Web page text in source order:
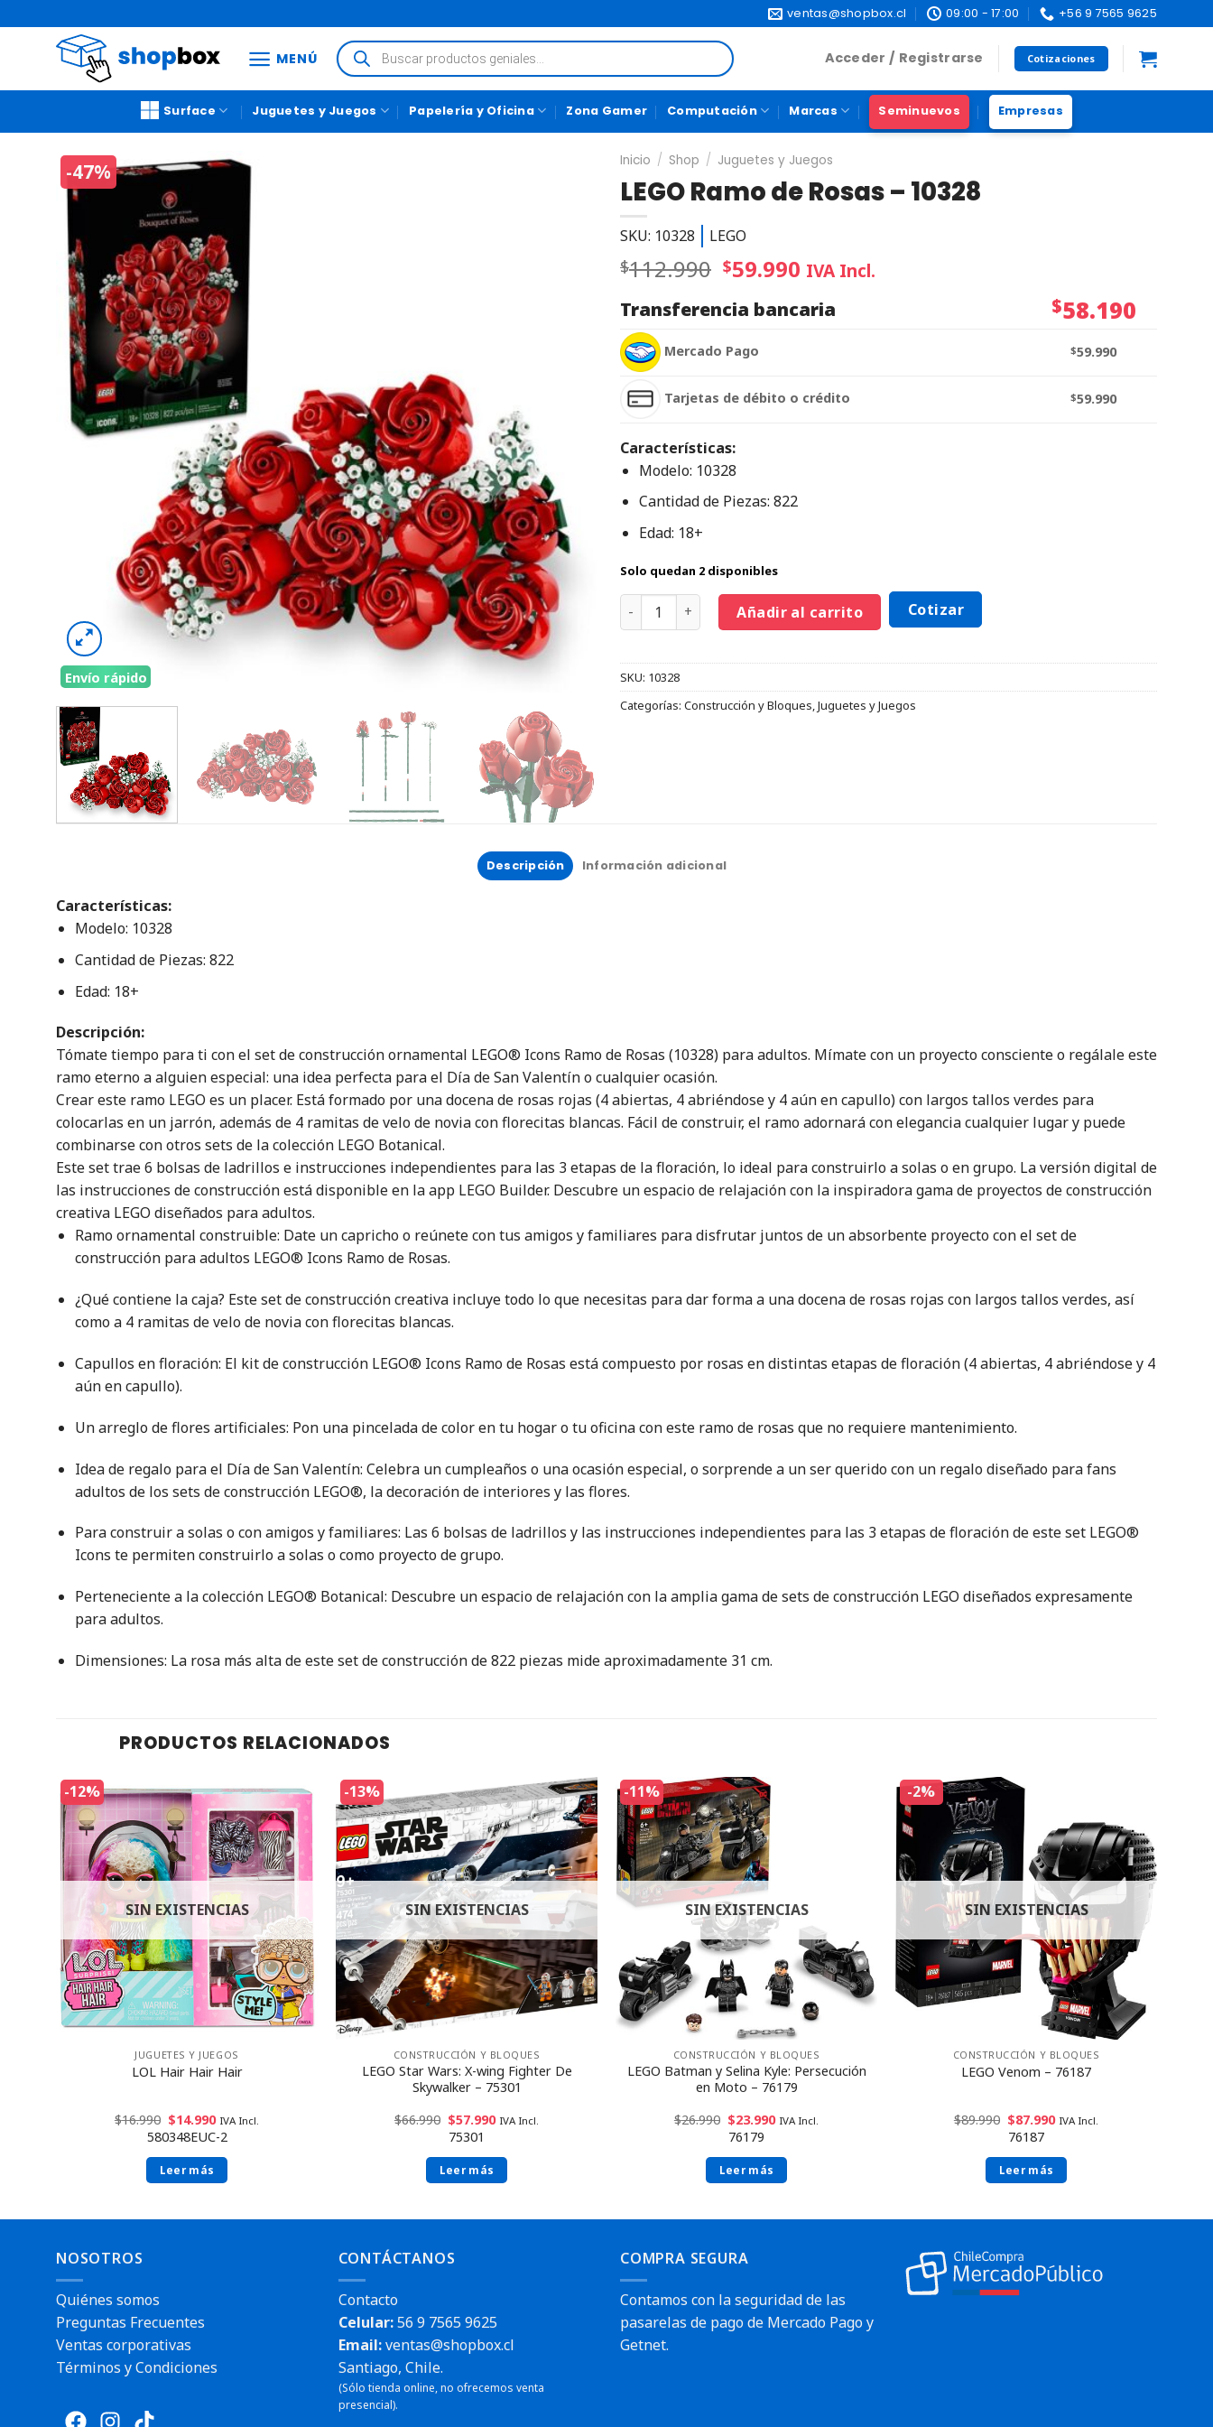
ventas@shopbox.cl 09:00 - 17:00 +56 9 7565 9625
MENÚ Acceder / Registrarse Cotizaciones
Surface Juguetes y Juegos Papelería y Oficina Zona Gamer Computación Marcas Seminuevos Empresas
-47%
Envío rápido
Inicio / Shop / Juguetes y Juegos
LEGO Ramo de Rosas – 10328
SKU: 10328 LEGO
$112.990 $59.990 IVA Incl.
Transferencia bancaria
$58.190
Mercado Pago $59.990
Tarjetas de débito o crédito $59.990
Características:
Modelo: 10328
Cantidad de Piezas: 822
Edad: 18+
Solo quedan 2 disponibles
Añadir al carrito Cotizar
SKU: 10328
Categorías: Construcción y Bloques,Juguetes y Juegos
Descripción Información adicional
Características:
Modelo: 10328
Cantidad de Piezas: 822
Edad: 18+
Descripción:
Tómate tiempo para ti con el set de construcción ornamental LEGO® Icons Ramo de Rosas (10328) para adultos. Mímate con un proyecto consciente o regálale este
ramo eterno a alguien especial: una idea perfecta para el Día de San Valentín o cualquier ocasión.
Crear este ramo LEGO es un placer. Está formado por una docena de rosas rojas (4 abiertas, 4 abriéndose y 4 aún en capullo) con largos tallos verdes para
colocarlas en un jarrón, además de 4 ramitas de velo de novia con florecitas blancas. Fácil de construir, el ramo adornará con elegancia cualquier lugar y puede
combinarse con otros sets de la colección LEGO Botanical.
Este set trae 6 bolsas de ladrillos e instrucciones independientes para las 3 etapas de la floración, lo ideal para construirlo a solas o en grupo. La versión digital de
las instrucciones de construcción está disponible en la app LEGO Builder. Descubre un espacio de relajación con la inspiradora gama de proyectos de construcción
creativa LEGO diseñados para adultos.
Ramo ornamental construible: Date un capricho o reúnete con tus amigos y familiares para disfrutar juntos de un absorbente proyecto con el set de
construcción para adultos LEGO® Icons Ramo de Rosas.
¿Qué contiene la caja? Este set de construcción creativa incluye todo lo que necesitas para dar forma a una docena de rosas rojas con largos tallos verdes, así
como a 4 ramitas de velo de novia con florecitas blancas.
Capullos en floración: El kit de construcción LEGO® Icons Ramo de Rosas está compuesto por rosas en distintas etapas de floración (4 abiertas, 4 abriéndose y 4
aún en capullo).
Un arreglo de flores artificiales: Pon una pincelada de color en tu hogar o tu oficina con este ramo de rosas que no requiere mantenimiento.
Idea de regalo para el Día de San Valentín: Celebra un cumpleaños o una ocasión especial, o sorprende a un ser querido con un regalo diseñado para fans
adultos de los sets de construcción LEGO®, la decoración de interiores y las flores.
Para construir a solas o con amigos y familiares: Las 6 bolsas de ladrillos y las instrucciones independientes para las 3 etapas de floración de este set LEGO®
Icons te permiten construirlo a solas o como proyecto de grupo.
Perteneciente a la colección LEGO® Botanical: Descubre un espacio de relajación con la amplia gama de sets de construcción LEGO diseñados expresamente
para adultos.
Dimensiones: La rosa más alta de este set de construcción de 822 piezas mide aproximadamente 31 cm.
PRODUCTOS RELACIONADOS
-12%
SIN EXISTENCIAS
JUGUETES Y JUEGOS
LOL Hair Hair Hair
$16.990 $14.990 IVA Incl.
580348EUC-2
Leer más
-13%
Envío rápido
SIN EXISTENCIAS
CONSTRUCCIÓN Y BLOQUES
LEGO Star Wars: X-wing Fighter De
Skywalker – 75301
$66.990 $57.990 IVA Incl.
75301
Leer más
-11%
SIN EXISTENCIAS
CONSTRUCCIÓN Y BLOQUES
LEGO Batman y Selina Kyle: Persecución
en Moto – 76179
$26.990 $23.990 IVA Incl.
76179
Leer más
-2%
SIN EXISTENCIAS
CONSTRUCCIÓN Y BLOQUES
LEGO Venom – 76187
$89.990 $87.990 IVA Incl.
76187
Leer más
NOSOTROS
Quiénes somos
Preguntas Frecuentes
Ventas corporativas
Términos y Condiciones
CONTÁCTANOS
Contacto
Celular:56 9 7565 9625
Email:ventas@shopbox.cl
Santiago, Chile.
(Sólo tienda online, no ofrecemos venta
presencial).
COMPRA SEGURA
Contamos con la seguridad de las
pasarelas de pago de Mercado Pago y
Getnet.